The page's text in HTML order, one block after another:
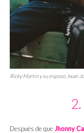
Ricky Martin y su esposo Jwan
Después de que Jhonny